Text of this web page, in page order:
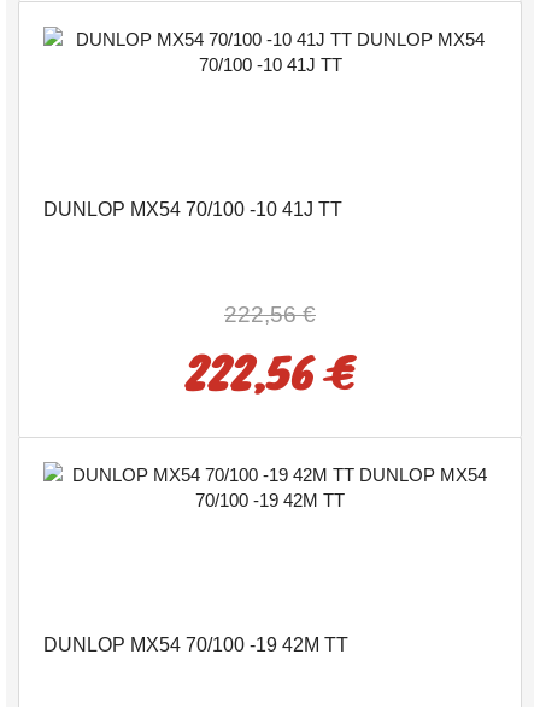
DUNLOP MX54 70/100 -10 41J TT
222,56 €
222,56 €
DUNLOP MX54 70/100 -19 42M TT